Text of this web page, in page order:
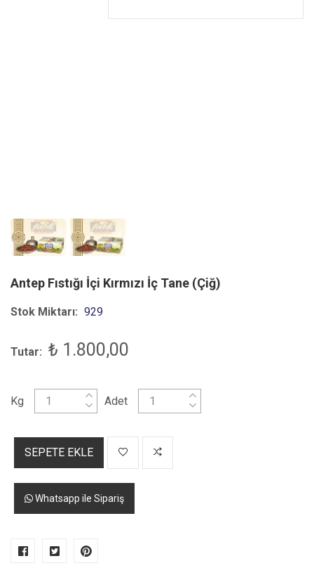
Antep Fıstığı İçi Kırmızı İç Tane (Çiğ)
Stok Miktarı: 929
Tutar: ₺ 1.800,00
Kg Adet
SEPETE EKLE
Whatsapp ile Sipariş